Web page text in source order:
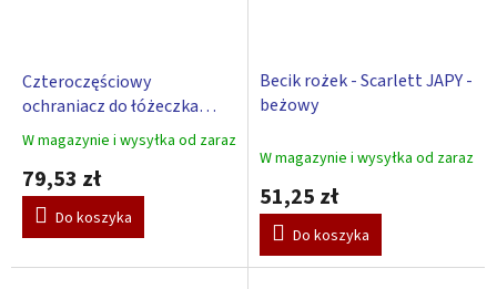
Czteroczęściowy
ochraniacz do łóżeczka
Scarlett Nebula na
szczebelki – beżowy
Średnia
produktu
wynosi
5,0
5
W magazynie i wysyłka od zaraz
79,53 zł
Do koszyka
Becik rożek - Scarlett JAPY -
beżowy
W magazynie i wysyłka od zaraz
51,25 zł
Do koszyka